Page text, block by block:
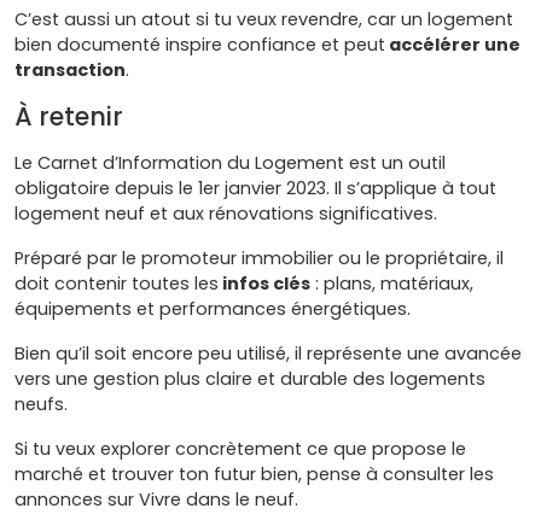
C’est aussi un atout si tu veux revendre, car un logement
bien documenté inspire confiance et peut accélérer une
transaction.
À retenir
Le Carnet d’Information du Logement est un outil
obligatoire depuis le 1er janvier 2023. Il s’applique à tout
logement neuf et aux rénovations significatives.
Préparé par le promoteur immobilier ou le propriétaire, il
doit contenir toutes les infos clés : plans, matériaux,
équipements et performances énergétiques.
Bien qu’il soit encore peu utilisé, il représente une avancée
vers une gestion plus claire et durable des logements
neufs.
Si tu veux explorer concrètement ce que propose le
marché et trouver ton futur bien, pense à consulter les
annonces sur Vivre dans le neuf.